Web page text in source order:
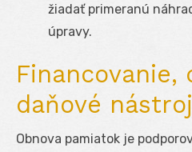
žiadať primeranú
úpravy.
Financovanie,
daňové
Obnova pamiatok je